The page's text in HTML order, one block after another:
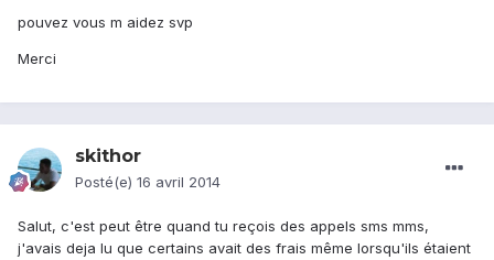
pouvez vous m aidez svp
Merci
skithor
Posté(e) 16 avril 2014
Salut, c'est peut être quand tu reçois des appels sms mms,
j'avais deja lu que certains avait des frais même lorsqu'ils étaient